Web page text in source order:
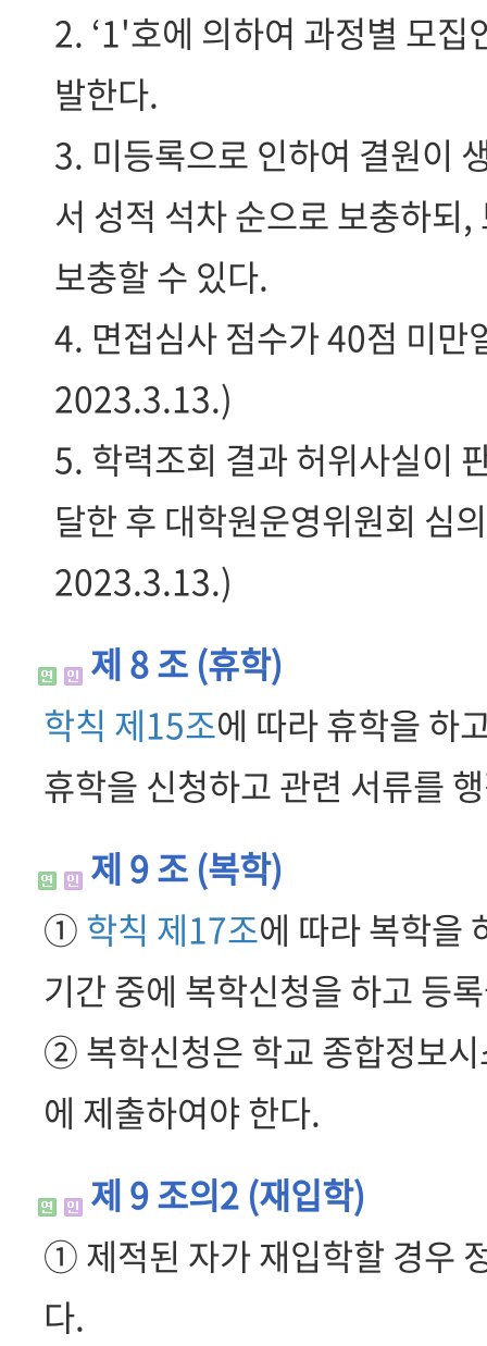
2. ‘1'호에 의하여 과정별 모
발한다.
3. 미등록으로 인하여 결원이
서 성적 석차 순으로 보충하되
보충할 수 있다.
4. 면접심사 점수가 40점 미만
2023.3.13.)
5. 학력조회 결과 허위사실이
달한 후 대학원운영위원회 심
2023.3.13.)
제 8 조 (휴학)
학칙 제15조에 따라 휴학을 하
휴학을 신청하고 관련 서류를
제 9 조 (복학)
①학칙 제17조에 따라 복학을
기간 중에 복학신청을 하고 등
② 복학신청은 학교 종합정보
에 제출하여야 한다.
제 9 조의2 (재입학)
① 제적된 자가 재입학할 경우
다.